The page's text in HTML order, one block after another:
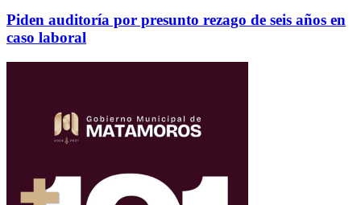
Piden auditoría por presunto rezago de seis años en
caso laboral